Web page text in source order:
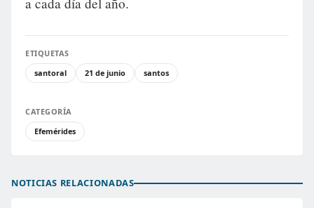
ETIQUETAS
santoral
21 de junio santos
CATEGORÍA
Efemérides
NOTICIAS RELACIONADAS